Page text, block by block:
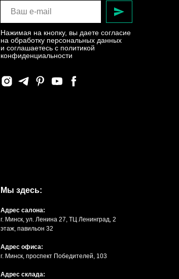
Нажимая на кнопку, вы даете согласие
на обработку персональных данных
и соглашаетесь c политикой
конфиденциальности
Мы здесь:
Адрес салона:
г. Минск, ул. Ленина 27, ТЦ Ленинград, 2
этаж, павильон 32
Адрес офиса:
г. Минск, проспект Победителей, 103
Адрес склада: